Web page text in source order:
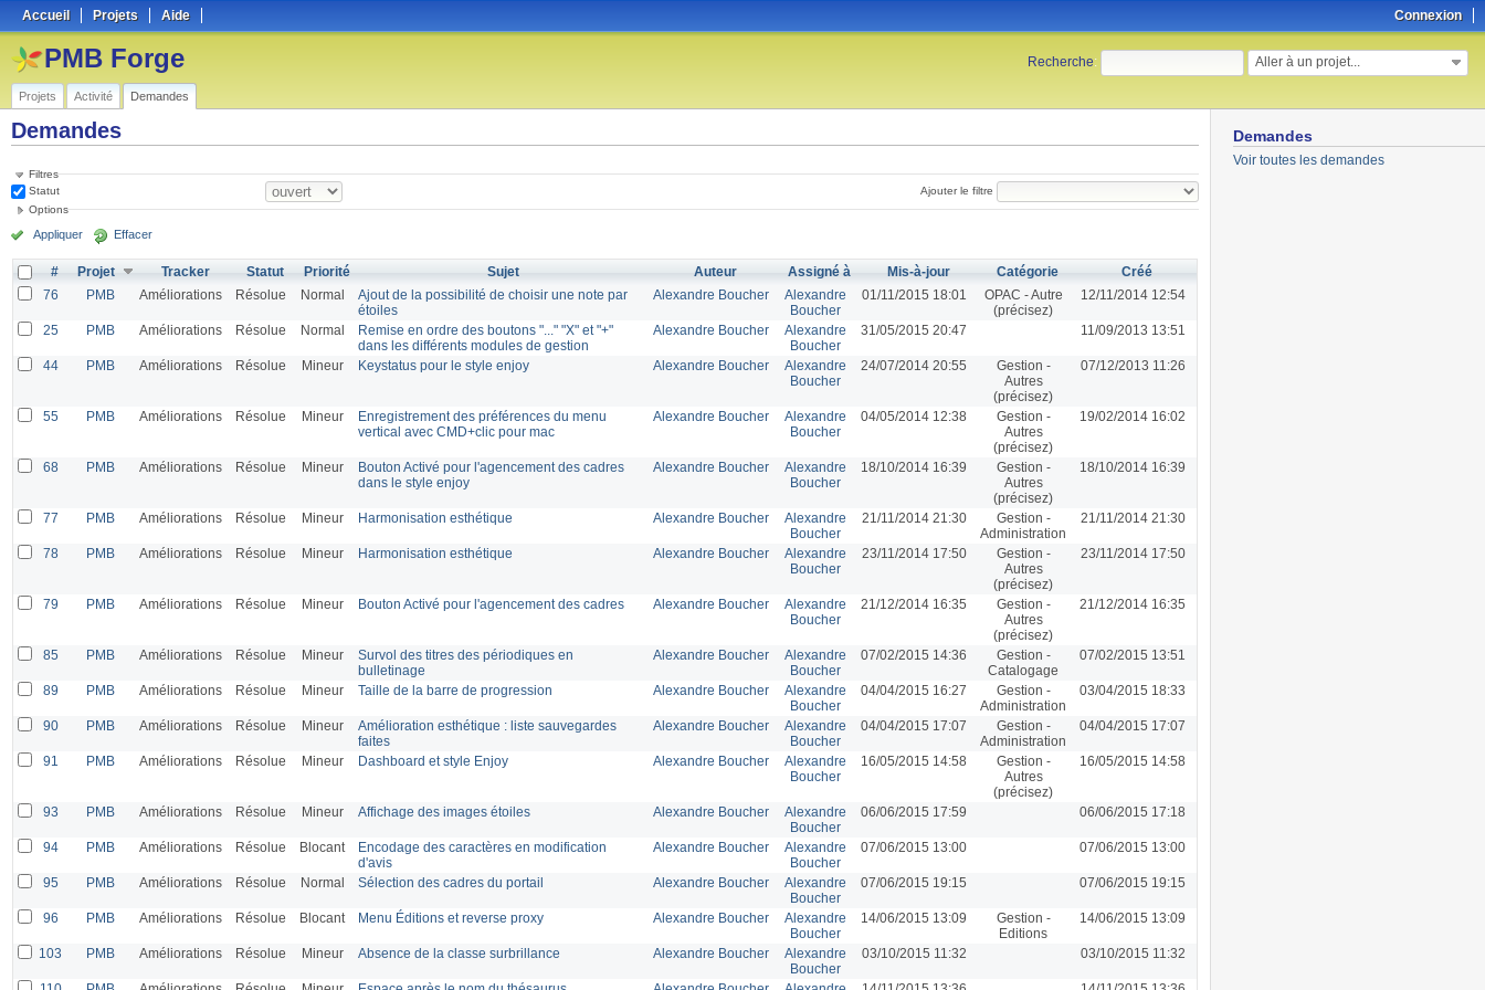
Connexion
Accueil Projets Aide
Recherche: Aller à un projet...
PMB Forge
Projets Activité Demandes
Demandes
Voir toutes les demandes
Demandes
Filtres
Statut
Ajouter le filtre
Options
Appliquer Effacer
# Projet Tracker Statut Priorité Sujet Auteur Assigné à Mis-à-jour Catégorie
Créé
76
PMB Améliorations Résolue Normal
Ajout de la possibilité de choisir une note par
étoiles
Alexandre Boucher
Alexandre
Boucher
01/11/2015 18:01
OPAC - Autre
(précisez)
12/11/2014 12:54
25 PMB Améliorations Résolue Normal
Remise en ordre des boutons "..." "X" et "+"
dans les différents modules de gestion
Alexandre Boucher
Alexandre
Boucher
31/05/2015 20:47 11/09/2013 13:51
44 PMB Améliorations Résolue Mineur Keystatus pour le style enjoy Alexandre Boucher
Alexandre
Boucher
24/07/2014 20:55
Gestion -
Autres
(précisez)
07/12/2013 11:26
55 PMB Améliorations Résolue Mineur
Enregistrement des préférences du menu
vertical avec CMD+clic pour mac
Alexandre Boucher
Alexandre
Boucher
04/05/2014 12:38
Gestion -
Autres
(précisez)
19/02/2014 16:02
68 PMB Améliorations Résolue Mineur
Bouton Activé pour l'agencement des cadres
dans le style enjoy
Alexandre Boucher
Alexandre
Boucher
18/10/2014 16:39
Gestion -
Autres
(précisez)
18/10/2014 16:39
77 PMB Améliorations Résolue Mineur Harmonisation esthétique Alexandre Boucher
Alexandre
Boucher
21/11/2014 21:30
Gestion -
Administration
21/11/2014 21:30
78 PMB Améliorations Résolue Mineur Harmonisation esthétique Alexandre Boucher
Alexandre
Boucher
23/11/2014 17:50
Gestion -
Autres
(précisez)
23/11/2014 17:50
79 PMB Améliorations Résolue Mineur Bouton Activé pour l'agencement des cadres Alexandre Boucher
Alexandre
Boucher
21/12/2014 16:35
Gestion -
Autres
(précisez)
21/12/2014 16:35
85 PMB Améliorations Résolue Mineur
Survol des titres des périodiques en
bulletinage
Alexandre Boucher
Alexandre
Boucher
07/02/2015 14:36
Gestion -
Catalogage
07/02/2015 13:51
89 PMB Améliorations Résolue Mineur Taille de la barre de progression Alexandre Boucher
Alexandre
Boucher
04/04/2015 16:27
Gestion -
Administration
03/04/2015 18:33
90 PMB Améliorations Résolue Mineur
Amélioration esthétique : liste sauvegardes
faites
Alexandre Boucher
Alexandre
Boucher
04/04/2015 17:07
Gestion -
Administration
04/04/2015 17:07
91 PMB Améliorations Résolue Mineur Dashboard et style Enjoy Alexandre Boucher
Alexandre
Boucher
16/05/2015 14:58
Gestion -
Autres
(précisez)
16/05/2015 14:58
93 PMB Améliorations Résolue Mineur Affichage des images étoiles Alexandre Boucher
Alexandre
Boucher
06/06/2015 17:59 06/06/2015 17:18
94 PMB Améliorations Résolue Blocant
Encodage des caractères en modification
d'avis
Alexandre Boucher
Alexandre
Boucher
07/06/2015 13:00 07/06/2015 13:00
95 PMB Améliorations Résolue Normal Sélection des cadres du portail Alexandre Boucher
Alexandre
Boucher
07/06/2015 19:15 07/06/2015 19:15
96 PMB Améliorations Résolue Blocant Menu Éditions et reverse proxy Alexandre Boucher
Alexandre
Boucher
14/06/2015 13:09
Gestion -
Editions
14/06/2015 13:09
103 PMB Améliorations Résolue Mineur Absence de la classe surbrillance Alexandre Boucher
Alexandre
Boucher
03/10/2015 11:32 03/10/2015 11:32